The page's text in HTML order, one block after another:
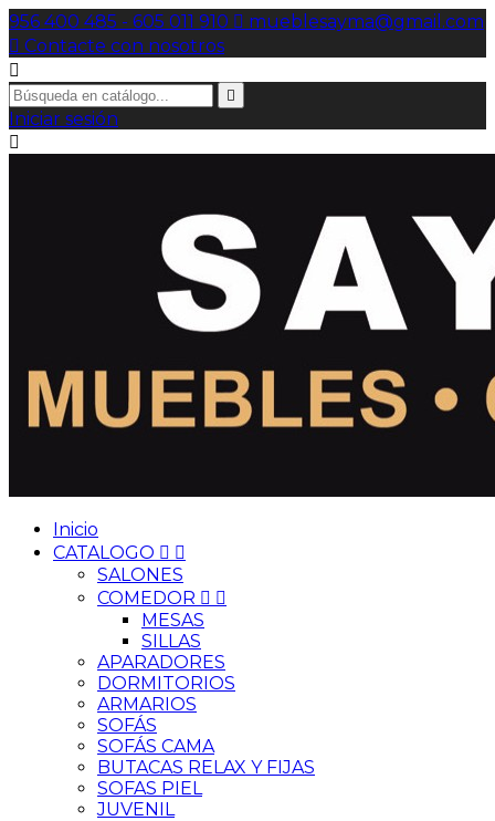
956 400 485 - 605 011 910  mueblesayma@gmail.com
 Contacte con nosotros


Iniciar sesión

Inicio
CATALOGO  
SALONES
COMEDOR  
MESAS
SILLAS
APARADORES
DORMITORIOS
ARMARIOS
SOFÁS
SOFÁS CAMA
BUTACAS RELAX Y FIJAS
SOFAS PIEL
JUVENIL